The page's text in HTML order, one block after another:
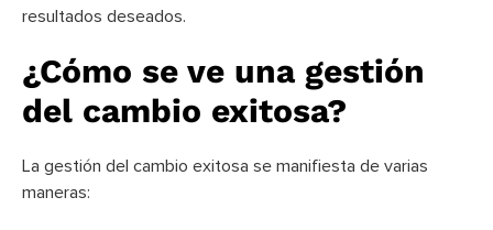
resultados deseados.
¿Cómo se ve una gestión
del cambio exitosa?
La gestión del cambio exitosa se manifiesta de varias
maneras: